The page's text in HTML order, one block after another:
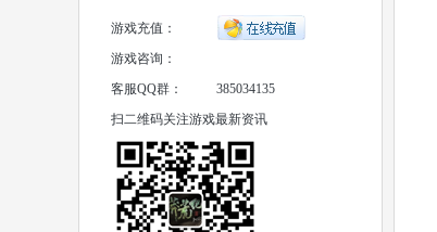
游戏充值：
游戏咨询：
客服QQ群：
385034135
扫二维码关注游戏最新资讯